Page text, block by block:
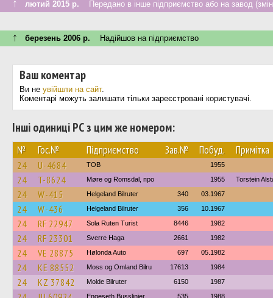
↑ лютий 2015 р. Передано в інше підприємство або на завод
↑ березень 2006 р. Надійшов на підприємство
Ваш коментар
Ви не увійшли на сайт.
Коментарі можуть залишати тільки зареєстровані користувачі.
Інші одиниці РС з цим же номером:
№ Гос.№ Підприємство Зав.№ Побуд. Примітка
24 U-4684 TOB 1955
24 T-8624 Møre og Romsdal, про 1955 Torstein
24 W-415 Helgeland Bilruter 340 03.1967
24 W-436 Helgeland Bilruter 356 10.1967
24 RF 22947 Sola Ruten Turist 8446 1982
24 RF 23301 Sverre Haga 2661 1982
24 VE 28875 Hølonda Auto 697 05.1982
24 KE 88552 Moss og Omland Bilru 17613 1984
24 KZ 37842 Molde Bilruter 6150 1987
Engeseth Busslinjer 535 1988